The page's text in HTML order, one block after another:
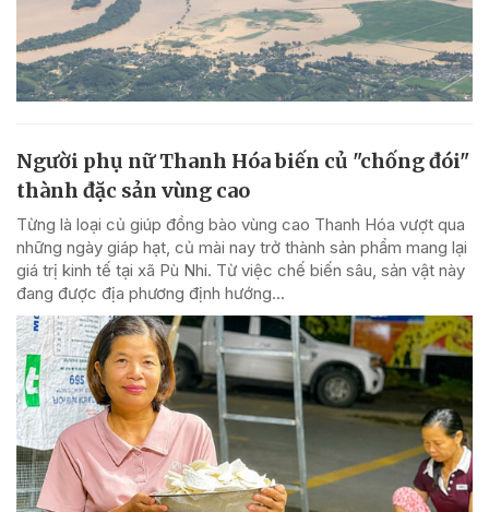
Người phụ nữ Thanh Hóa biến củ "chống đói"
thành đặc sản vùng cao
Từng là loại củ giúp đồng bào vùng cao Thanh Hóa vượt qua
những ngày giáp hạt, củ mài nay trở thành sản phẩm mang lại
giá trị kinh tế tại xã Pù Nhi. Từ việc chế biến sâu, sản vật này
đang được địa phương định hướng...